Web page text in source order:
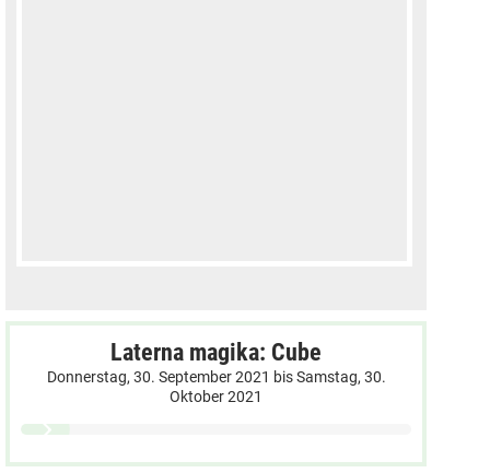
Laterna magika: Cube
Donnerstag, 30. September 2021 bisSamstag, 30.
Oktober 2021